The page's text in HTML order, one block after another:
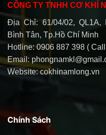
CÔNG TY TNHH CƠ KHÍ
Địa Chỉ: 61/04/02, QL1A,
Bình Tân, Tp.Hồ Chí Minh
Hotline: 0906 887 398 (
Email:
Website: cokhinamlong.vn
Chính Sách